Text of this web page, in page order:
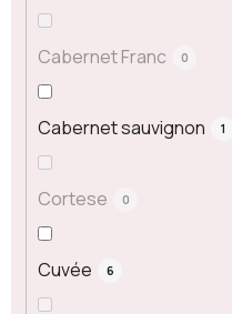
Cabernet Franc 0
Cabernet sauvignon 1
Cortese 0
Cuvée 6